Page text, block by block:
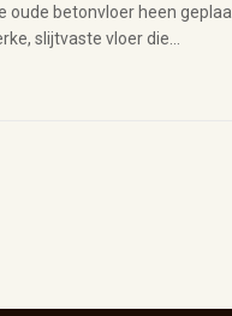
oude betonvloer heen
slijtvaste vloer die…